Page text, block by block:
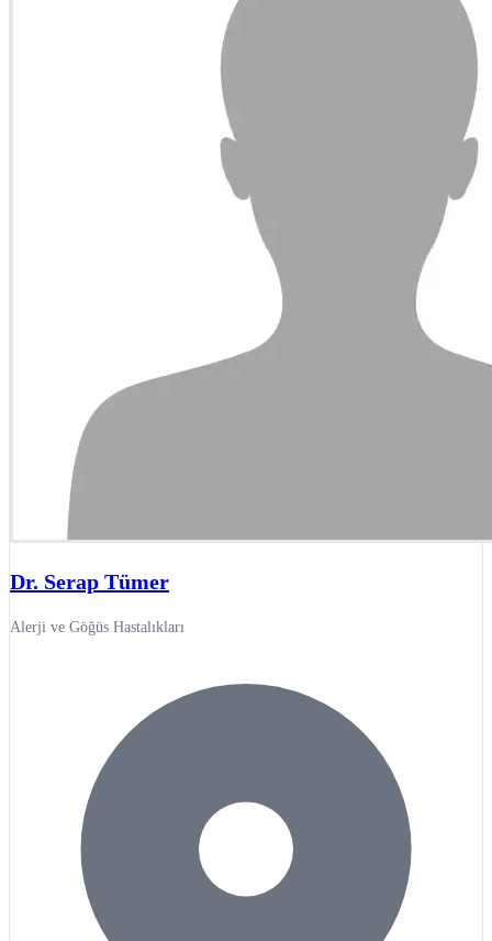
Dr. Serap Tümer
Alerji ve Göğüs Hastalıkları